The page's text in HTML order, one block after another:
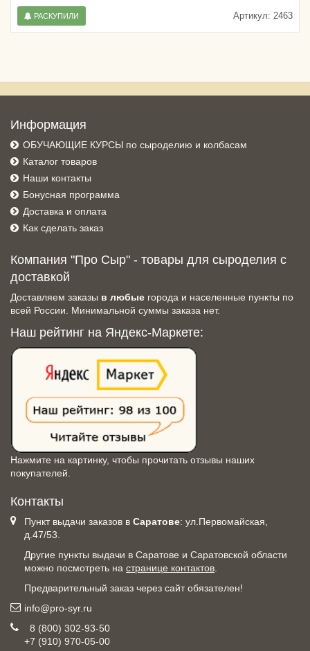
Артикул: 2463
РАСКУПИЛИ
Информация
ОБУЧАЮЩИЕ КУРСЫ по сыроделию и колбасам
Каталог товаров
Наши контакты
Бонусная программа
Доставка и оплата
Как сделать заказ
Компания "Про Сыр" - товары для сыроделия с
доставкой
Доставляем заказы в любые города и населенные пункты по
всей России. Минимальной суммы заказа нет.
Наш рейтинг на Яндекс-Маркете:
Нажмите на картинку, чтобы прочитать отзывы наших
покупателей.
Контакты
Пункт выдачи заказов в Саратове: ул.Первомайская,
д.47/53.
Другие пункты выдачи в Саратове и Саратовской области
можно посмотреть на странице контактов.
Предварительный заказ через сайт обязателен!
info@pro-syr.ru
8 (800) 302-93-50
+7 (910) 970-05-00